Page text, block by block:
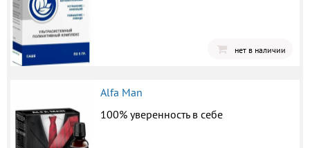
нет в наличии
Alfa Man
100% уверенность в себе